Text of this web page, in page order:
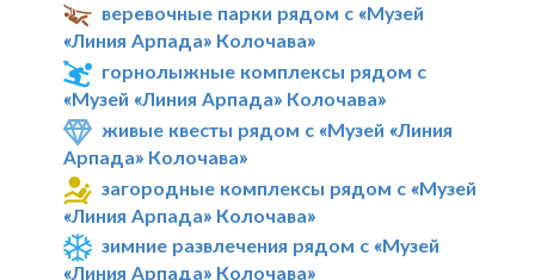
веревочные парки рядом с «Музей
«Линия Арпада» Колочава»
горнолыжные комплексы рядом с
«Музей «Линия Арпада» Колочава»
живые квесты рядом с «Музей «Линия
Арпада» Колочава»
загородные комплексы рядом с «Музей
«Линия Арпада» Колочава»
зимние развлечения рядом с «Музей
«Линия Арпада» Колочава»